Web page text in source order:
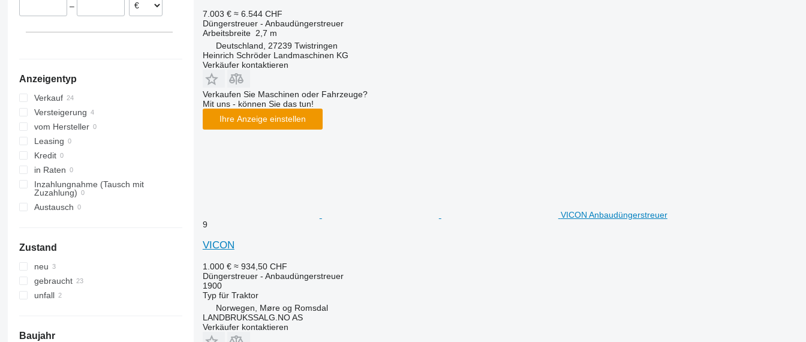
Slowakei
–
Anzeigentyp
Verkauf
Versteigerung
vom Hersteller
Leasing
Kredit
in Raten
Inzahlungnahme (Tausch mit
Zuzahlung)
Austausch
Zustand
neu
gebraucht
unfall
Baujahr
7.003 € ≈ 6.544 CHF
Düngerstreuer - Anbaudüngerstreuer
Arbeitsbreite 2,7 m
Deutschland, 27239 Twistringen
Heinrich Schröder Landmaschinen KG
Verkäufer kontaktieren
Verkaufen Sie Maschinen oder Fahrzeuge?
Mit uns - können Sie das tun!
Ihre Anzeige einstellen
VICON Anbaudüngerstreuer
9
VICON
1.000 € ≈ 934,50 CHF
Düngerstreuer - Anbaudüngerstreuer
1900
Typ für Traktor
Norwegen, Møre og Romsdal
LANDBRUKSSALG.NO AS
Verkäufer kontaktieren